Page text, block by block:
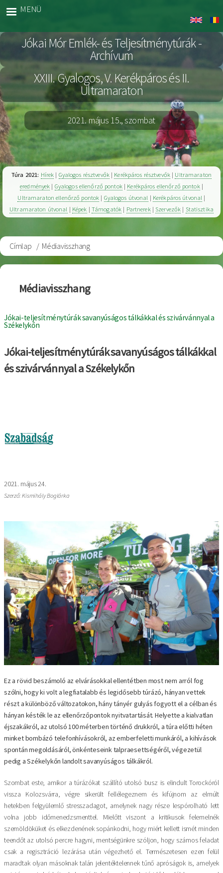
Archiv
MENÜ
Jókai Mór Emlék- és Teljesítménytúrák -
Archívum
XXIII. Gyalogos, V. Kerékpáros és II.
Ultramaraton
2021. május 15., szombat
Túra 2021: Hírek | Gyalogos résztvevők| Kerékpáros résztvevők| Ultramaraton
eredmények | Gyalogos ellenőrző pontok| Kerékpáros ellenőrző pontok|
Ultramaraton ellenőrző pontok | Gyalogos útvonal | Kerékpáros útvonal |
Ultramaraton útvonal | Képek | Támogatók | Partnerek| Szervezők | Statisztika
Morzsa
Címlap Médiavisszhang
Médiavisszhang
Jókai-teljesítménytúrák savanyúságos tálkákkal és szivárvánnyal a
Székelykőn
Jókai-teljesítménytúrák savanyúságos tálkákkal
és szivárvánnyal a Székelykőn
2021. május 24.
Szerző: Kismihály Boglárka
Ez a rövid beszámoló az elvárásokkal ellentétben most nem arról fog
szólni, hogy ki volt a legfiatalabb és legidősebb túrázó, hányan vettek
részt a különböző változatokon, hány tányér gulyás fogyott el a célban és
hányan késték le az ellenőrzőpontok nyitvatartását. Helyette a kialvatlan
éjszakákról, az utolsó 100 méterben történő drukkról, a túra előtti héten
minket bombázó telefonhívásokról, az emberfeletti munkáról, a kihívások
spontán megoldásáról, önkénteseink talpraesettségéről, végezetül
pedig a Székelykőn landolt savanyúságos tálkákról.
Szombat este, amikor a túrázókat szállító utolsó busz is elindult Torockóról
vissza Kolozsvárra, végre sikerült fellélegeznem és kifújnom az elmúlt
hetekben felgyülemlő stresszadagot, amelynek nagy része lespórolható lett
volna jobb időmenedzsmenttel. Mielőtt viszont a kritikusok felemelnék
szemöldöküket és elkezdenének sopánkodni, hogy miért kellett ismét minden
teendőt az utolsó percre hagyni, mentségünkre szóljon, hogy számos feladat
csak a regisztráció lezárása után végezhető el. Természetesen ezen felül
maradtak olyan másoknak talán jelentéktelennek tűnő apróságok is, amelyek